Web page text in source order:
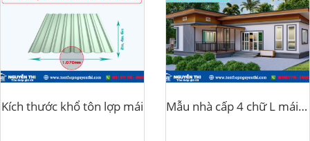
Kích thước khổ tôn lợp mái Mẫu nhà cấp 4 chữ L mái tôn